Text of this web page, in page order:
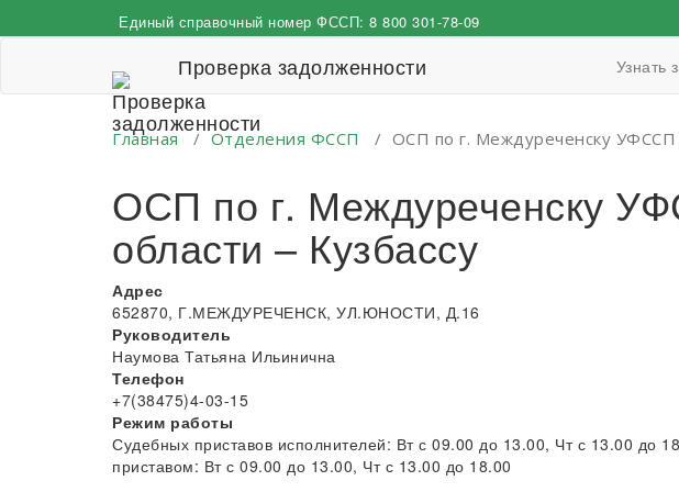
к
Единый справочный номер ФССП: 8 800 301-78-09
Проверка задолженности Узнать
Главная / Отделения ФССП / ОСП по г. Междуреченску УФССП
ОСП по г. Междуреченску
области – Кузбассу
Адрес
652870, Г.МЕЖДУРЕЧЕНСК, УЛ.ЮНОСТИ, Д.16
Руководитель
Наумова Татьяна Ильинична
Телефон
+7(38475)4-03-15
Режим работы
Судебных приставов исполнителей: Вт с 09.00 до 13.00, Чт с 13.00 до
приставом: Вт с 09.00 до 13.00, Чт с 13.00 до 18.00